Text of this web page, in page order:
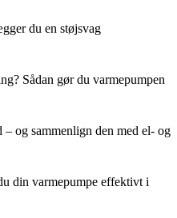
du en støjsvag
Sådan gør du varmepumpen
og sammenlign den med el- og
din varmepumpe effektivt i